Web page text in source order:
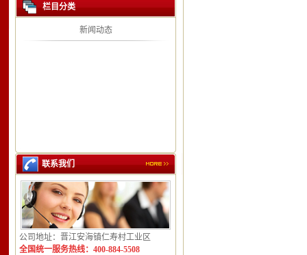
栏目分类
新闻动态
联系我们
公司地址：晋江安海镇仁寿村工业区
全国统一服务热线：400-884-5508